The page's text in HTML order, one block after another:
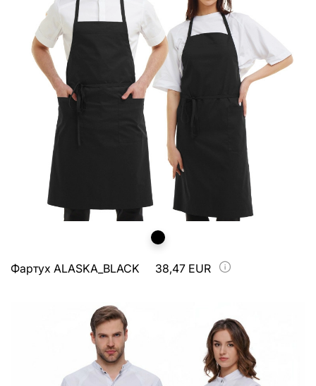
Фартух ALASKA_BLACK 38,47 EUR